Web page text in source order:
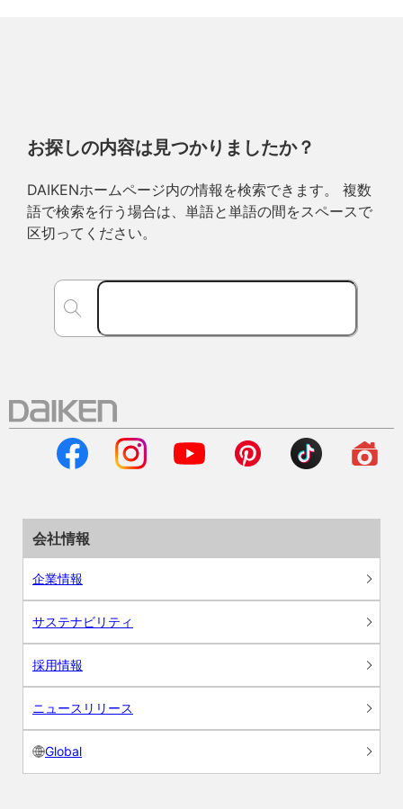
お探しの内容は見つかりましたか？
DAIKENホームページ内の情報を検索できます。 複数
語で検索を行う場合は、単語と単語の間をスペースで
区切ってください。
会社情報
企業情報
サステナビリティ
採用情報
ニュースリリース
Global